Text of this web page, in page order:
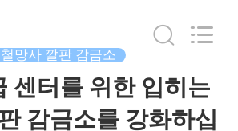
철망사 깔판 감금소
센터를 위한 입히는
감금소를 강화하십